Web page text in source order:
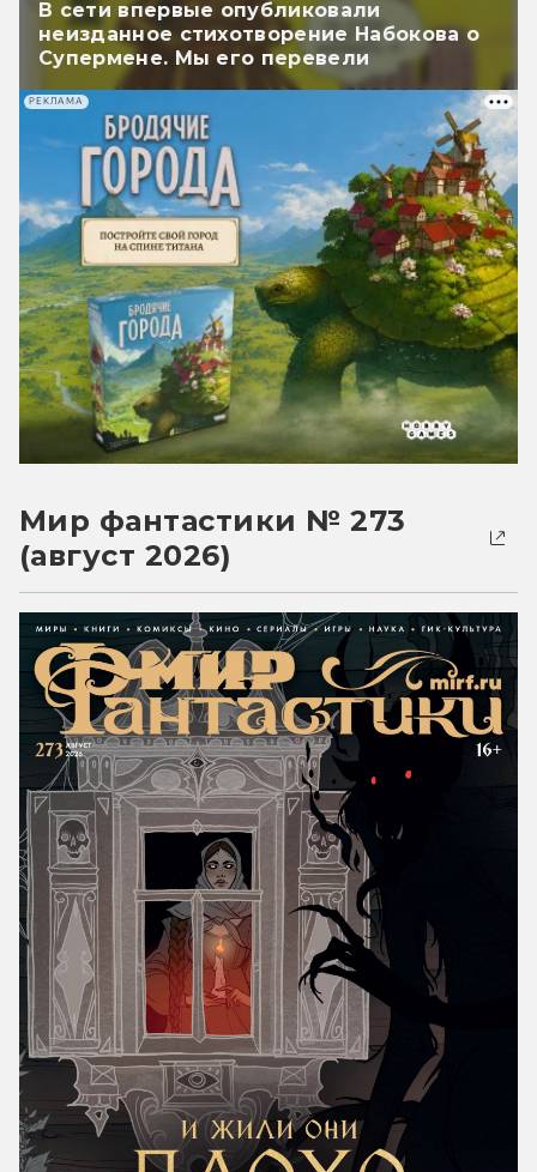
В сети впервые опубликовали
неизданное стихотворение Набокова о
Супермене. Мы его перевели
РЕКЛАМА
Мир фантастики № 273
(август 2026)